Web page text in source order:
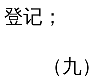
登记；
（九）